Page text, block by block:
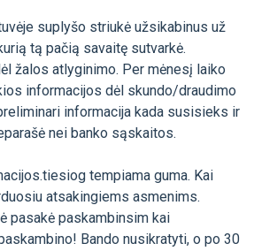
suplyšo striukė užsikabinus už
tą pačią savaitę sutvarkė.
žalos atlyginimo. Per mėnesį laiko
informacijos dėl skundo/draudimo
informacija kada susisieks ir
nei banko sąskaitos.
tempiama guma. Kai
atsakingiems asmenims.
pasakė paskambinsim kai
Bando nusikratyti, o po 30